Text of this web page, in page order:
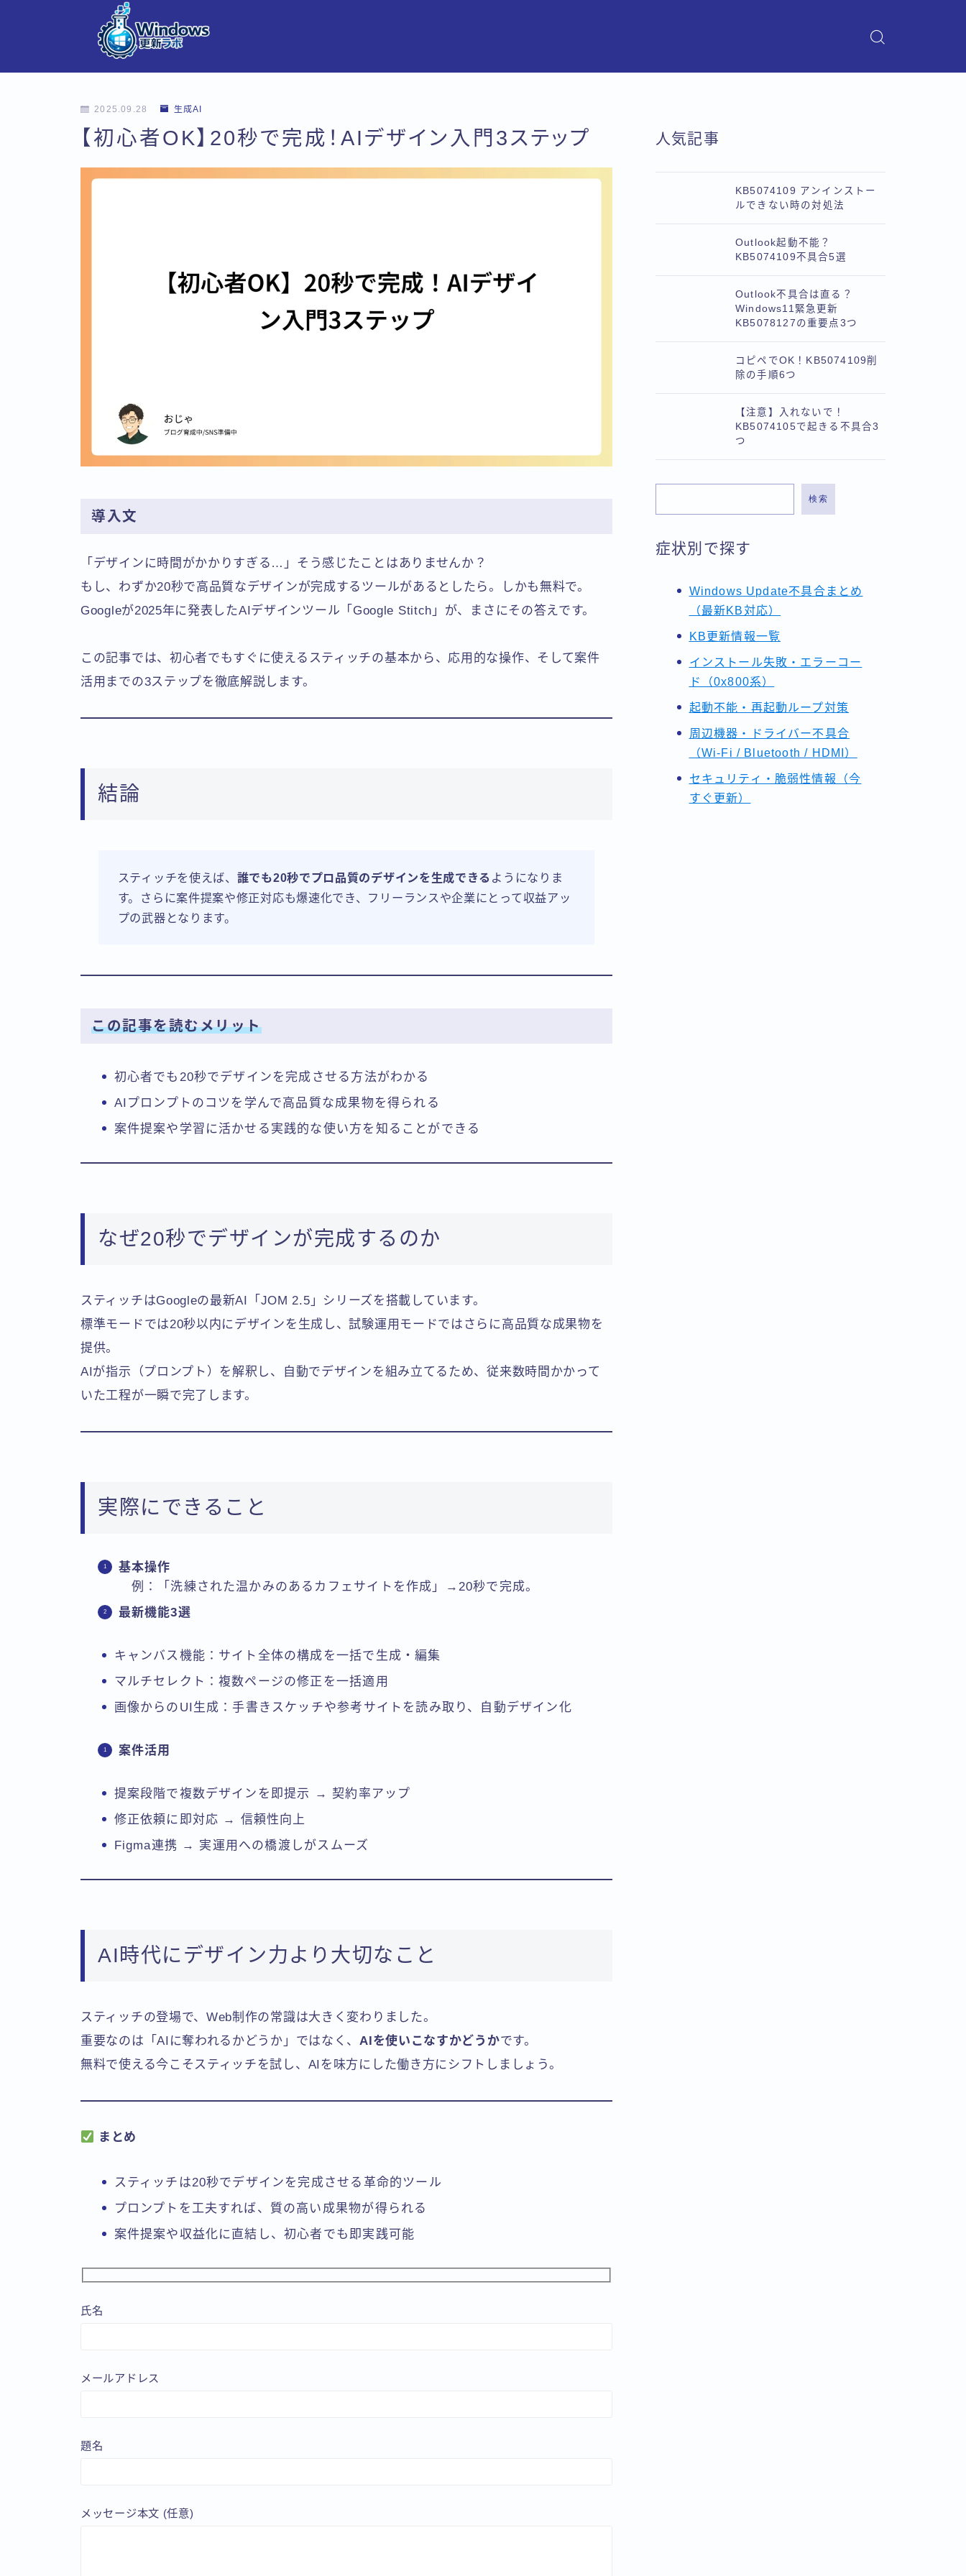
2025.09.28 生成AI
【初心者OK】20秒で完成！AIデザイン入門3ステップ
導入文
「デザインに時間がかかりすぎる…」そう感じたことはありませんか？
もし、わずか20秒で高品質なデザインが完成するツールがあるとしたら。しかも無料で。
Googleが2025年に発表したAIデザインツール「Google Stitch」が、まさにその答えです。
この記事では、初心者でもすぐに使えるスティッチの基本から、応用的な操作、そして案件
活用までの3ステップを徹底解説します。
結論
スティッチを使えば、 誰でも20秒でプロ品質のデザインを生成できる ようになりま
す。さらに案件提案や修正対応も爆速化でき、フリーランスや企業にとって収益アッ
プの武器となります。
この記事を読むメリット
初心者でも20秒でデザインを完成させる方法がわかる
AIプロンプトのコツを学んで高品質な成果物を得られる
案件提案や学習に活かせる実践的な使い方を知ることができる
なぜ20秒でデザインが完成するのか
スティッチはGoogleの最新AI「JOM 2.5」シリーズを搭載しています。
標準モードでは20秒以内にデザインを生成し、試験運用モードではさらに高品質な成果物を
提供。
AIが指示（プロンプト）を解釈し、自動でデザインを組み立てるため、従来数時間かかって
いた工程が一瞬で完了します。
実際にできること
基本操作
例：「洗練された温かみのあるカフェサイトを作成」→20秒で完成。
最新機能3選
キャンバス機能：サイト全体の構成を一括で生成・編集
マルチセレクト：複数ページの修正を一括適用
画像からのUI生成：手書きスケッチや参考サイトを読み取り、自動デザイン化
案件活用
提案段階で複数デザインを即提示 → 契約率アップ
修正依頼に即対応 → 信頼性向上
Figma連携 → 実運用への橋渡しがスムーズ
AI時代にデザイン力より大切なこと
スティッチの登場で、Web制作の常識は大きく変わりました。
重要なのは「AIに奪われるかどうか」ではなく、AIを使いこなすかどうかです。
無料で使える今こそスティッチを試し、AIを味方にした働き方にシフトしましょう。
まとめ
スティッチは20秒でデザインを完成させる革命的ツール
プロンプトを工夫すれば、質の高い成果物が得られる
案件提案や収益化に直結し、初心者でも即実践可能
氏名
メールアドレス
題名
メッセージ本文 (任意)
人気記事
KB5074109 アンインストー
ルできない時の対処法
Outlook起動不能？
KB5074109不具合5選
Outlook不具合は直る？
Windows11緊急更新
KB5078127の重要点3つ
コピペでOK！KB5074109削
除の手順6つ
【注意】入れないで！
KB5074105で起きる不具合3
つ
検索
症状別で探す
Windows Update不具合まとめ
（最新KB対応）
KB更新情報一覧
インストール失敗・エラーコー
ド（0x800系）
起動不能・再起動ループ対策
周辺機器・ドライバー不具合
（Wi-Fi / Bluetooth / HDMI）
セキュリティ・脆弱性情報（今
すぐ更新）